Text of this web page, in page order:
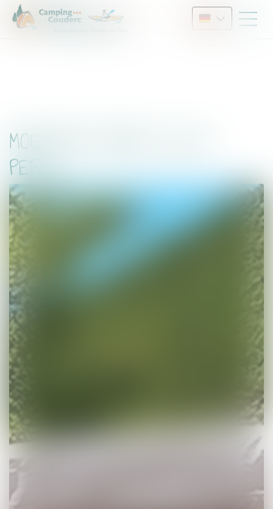
Sie sind hier :
O'HARA 2020
MOBILHEIM
PERS